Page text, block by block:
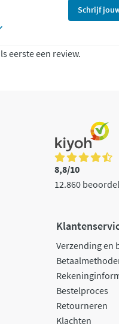
Schrijf
eerste een review.
8,8/10
12.860
Verzending en
Bestelproces
Retourneren
Klachten